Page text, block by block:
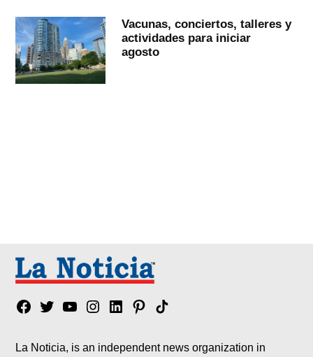
Vacunas, conciertos, talleres y
actividades para iniciar
agosto
Facebook
TwitterYouTubeInstagram
LinkedinPinterest
Tik
La Noticia, is an independent news organization in